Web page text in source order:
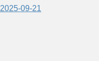
2025-09-21